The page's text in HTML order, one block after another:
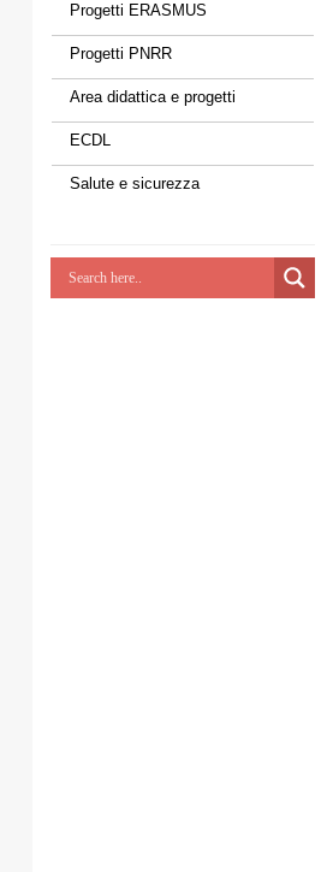
Progetti ERASMUS
Progetti PNRR
Area didattica e progetti
ECDL
Salute e sicurezza